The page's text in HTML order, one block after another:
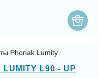
Phonak Lumity
LUMITY L90 - UP